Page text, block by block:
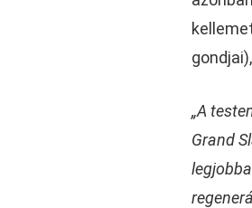
„A
Grand